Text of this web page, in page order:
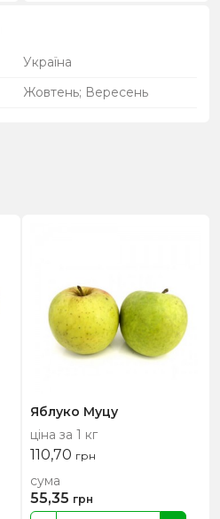
Україна
Жовтень; Вересень
Яблуко Муцу
ціна за 1 кг
110,70 грн
сума
55,35 грн